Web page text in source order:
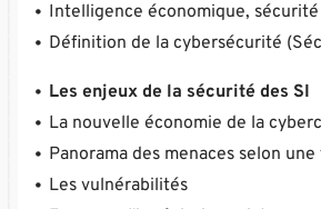
Intelligence économique,
Définition de la cybersécurité
Les enjeux de la sécurité des SI
La nouvelle économie de la
Panorama des menaces selon
Les vulnérabilités